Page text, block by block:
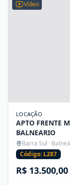
Vídeo
LOCAÇÃO
APTO FRENTE
BALNEARIO
Barra Sul ·
Código: L287
R$ 13.500,00